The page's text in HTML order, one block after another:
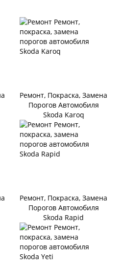
Ремонт, Покраска, Замена
Порогов Автомобиля
Skoda Karoq
Ремонт, Покраска, Замена
Порогов Автомобиля
Skoda Rapid